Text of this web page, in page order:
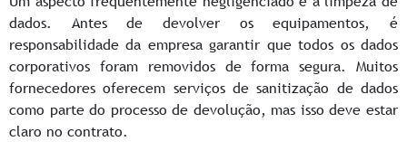
dados. Antes de devolver os equipamentos, é
responsabilidade da empresa garantir que todos os dados
corporativos foram removidos de forma segura. Muitos
fornecedores oferecem serviços de sanitização de dados
como parte do processo de devolução, mas isso deve estar
claro no contrato.